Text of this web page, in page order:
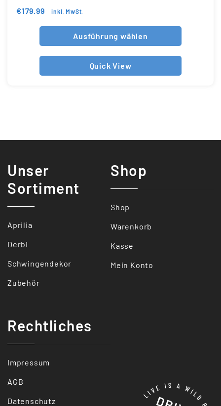
€179.99 inkl. MwSt.
Ausführung wählen
Quick View
Unser
Sortiment
Aprilia
Derbi
Schwingendekor
Zubehör
Shop
Shop
Warenkorb
Kasse
Mein Konto
Rechtliches
Impressum
AGB
Datenschutz